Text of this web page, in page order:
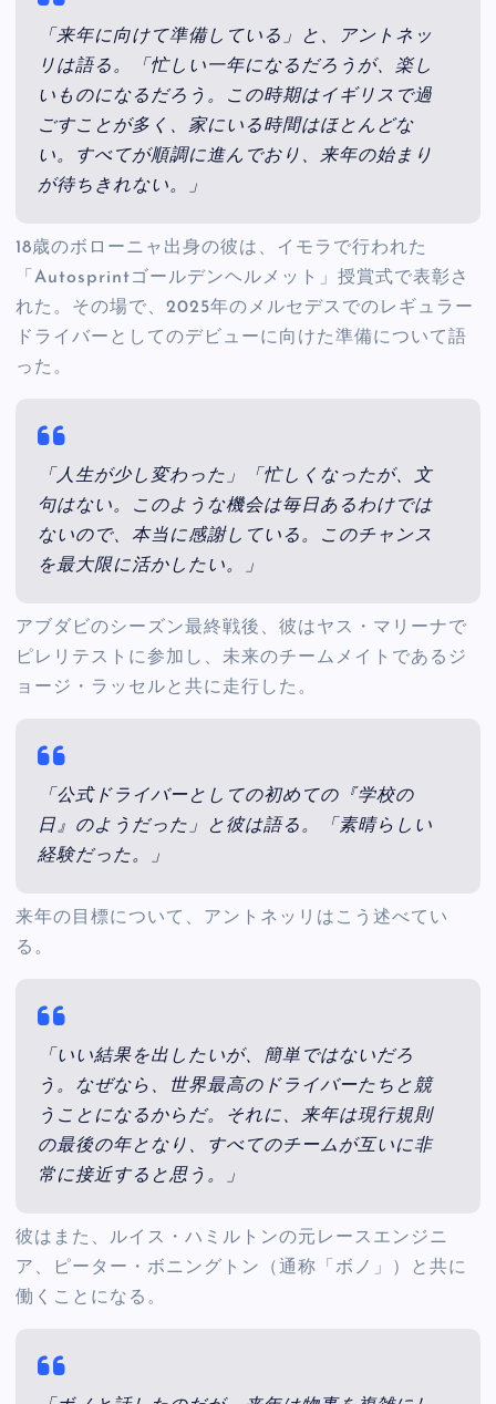
「来年に向けて準備している」と、アントネッ
リは語る。「忙しい一年になるだろうが、楽し
いものになるだろう。この時期はイギリスで過
ごすことが多く、家にいる時間はほとんどな
い。すべてが順調に進んでおり、来年の始まり
が待ちきれない。」
18歳のボローニャ出身の彼は、イモラで行われた
「Autosprintゴールデンヘルメット」授賞式で表彰さ
れた。その場で、2025年のメルセデスでのレギュラー
ドライバーとしてのデビューに向けた準備について語
った。
「人生が少し変わった」「忙しくなったが、文
句はない。このような機会は毎日あるわけでは
ないので、本当に感謝している。このチャンス
を最大限に活かしたい。」
アブダビのシーズン最終戦後、彼はヤス・マリーナで
ピレリテストに参加し、未来のチームメイトであるジ
ョージ・ラッセルと共に走行した。
「公式ドライバーとしての初めての『学校の
日』のようだった」と彼は語る。「素晴らしい
経験だった。」
来年の目標について、アントネッリはこう述べてい
る。
「いい結果を出したいが、簡単ではないだろ
う。なぜなら、世界最高のドライバーたちと競
うことになるからだ。それに、来年は現行規則
の最後の年となり、すべてのチームが互いに非
常に接近すると思う。」
彼はまた、ルイス・ハミルトンの元レースエンジニ
ア、ピーター・ボニングトン（通称「ボノ」）と共に
働くことになる。